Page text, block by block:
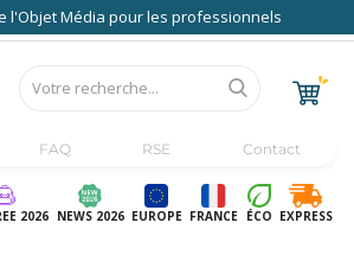
l'Objet Média pour les professionnels
FAQ RSE Contact
2026 NEWS 2026 EUROPE FRANCE ÉCO EXPRESS